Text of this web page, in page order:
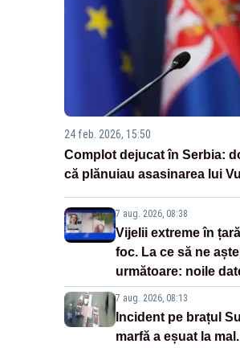
24 feb. 2026, 15:50
Complot dejucat în Serbia:
că plănuiau asasinarea lui
7 aug. 2026, 08:38
Vijelii extreme în
foc. La ce să ne
următoare: noile
7 aug. 2026, 08:13
Incident pe brațul
marfă a eșuat la